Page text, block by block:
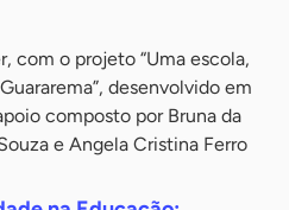
com o projeto “Uma escola,
desenvolvido em
composto por Bruna da
e Angela Cristina Ferro